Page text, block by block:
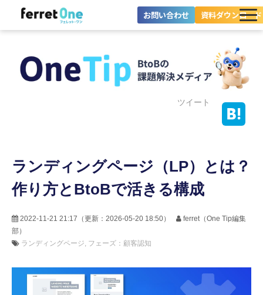
お問い合わせ 資料ダウンロード
ツール・機能一覧
料金プラン
セミナー
ツイート
ランディングページ（LP）とは？
作り方とBtoBで活きる構成
2022-11-21 21:17 （更新： 2026-05-20 18:50）
ferret（One Tip編集
部）
ランディングページ フェーズ：顧客認知